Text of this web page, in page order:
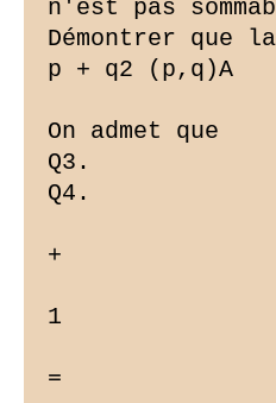
n'est pas
Démontrer que
p + q2 (p,q)A
On admet que
Q3.
Q4.
+
1
=